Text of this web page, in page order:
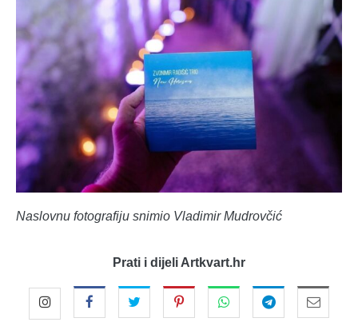
Naslovnu fotografiju snimio Vladimir Mudrovčić
Prati i dijeli Artkvart.hr